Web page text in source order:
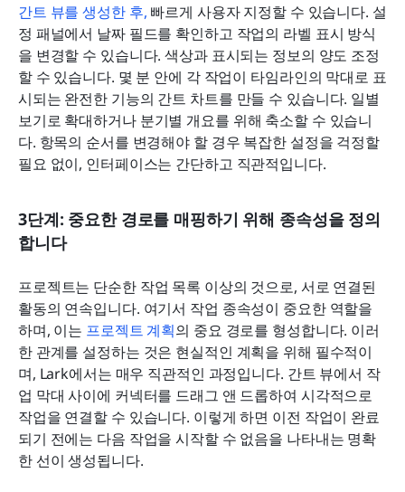
간트 뷰를 생성한 후, 빠르게 사용자 지정할 수 있습니다. 설
정 패널에서 날짜 필드를 확인하고 작업의 라벨 표시 방식
을 변경할 수 있습니다. 색상과 표시되는 정보의 양도 조정
할 수 있습니다. 몇 분 안에 각 작업이 타임라인의 막대로 표
시되는 완전한 기능의 간트 차트를 만들 수 있습니다. 일별
보기로 확대하거나 분기별 개요를 위해 축소할 수 있습니
다. 항목의 순서를 변경해야 할 경우 복잡한 설정을 걱정할
필요 없이, 인터페이스는 간단하고 직관적입니다.
3단계: 중요한 경로를 매핑하기 위해 종속성을 정의
합니다
프로젝트는 단순한 작업 목록 이상의 것으로, 서로 연결된
활동의 연속입니다. 여기서 작업 종속성이 중요한 역할을
하며, 이는 프로젝트 계획의 중요 경로를 형성합니다. 이러
한 관계를 설정하는 것은 현실적인 계획을 위해 필수적이
며, Lark에서는 매우 직관적인 과정입니다. 간트 뷰에서 작
업 막대 사이에 커넥터를 드래그 앤 드롭하여 시각적으로
작업을 연결할 수 있습니다. 이렇게 하면 이전 작업이 완료
되기 전에는 다음 작업을 시작할 수 없음을 나타내는 명확
한 선이 생성됩니다.